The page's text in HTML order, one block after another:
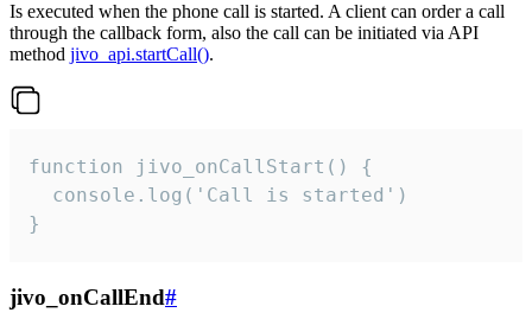
Is executed when the phone call is started. A client can order a call
through the callback form, also the call can be initiated via API
method jivo_api.startCall().
function jivo_onCallStart() {
  console.log('Call is started')
}
jivo_onCallEnd#